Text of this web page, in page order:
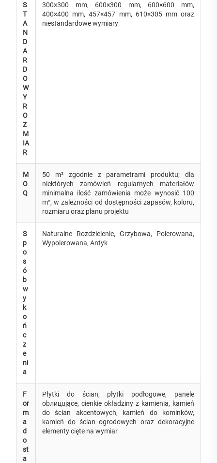
S
T
A
N
D
A
R
D
O
W
Y
R
O
Z
M
IA
R
300×300 mm, 600×300 mm, 600×600 mm,
400×400 mm, 457×457 mm, 610×305 mm oraz
niestandardowe wymiary
M
O
Q
50 m² zgodnie z parametrami produktu; dla
niektórych zamówień regularnych materiałów
minimalna ilość zamówienia może wynosić 100
m², w zależności od dostępności zapasów, koloru,
rozmiaru oraz planu projektu
S
p
o
s
ó
b
w
y
k
o
ń
c
z
e
ni
a
Naturalne Rozdzielenie, Grzybowa, Polerowana,
Wypolerowana, Antyk
F
or
m
a
d
o
st
a
Płytki do ścian, płytki podłogowe, panele
obлицujące, cienkie okładziny z kamienia, kamień
do ścian akcentowych, kamień do kominków,
kamień do ścian ogrodowych oraz dekoracyjne
elementy cięte na wymiar